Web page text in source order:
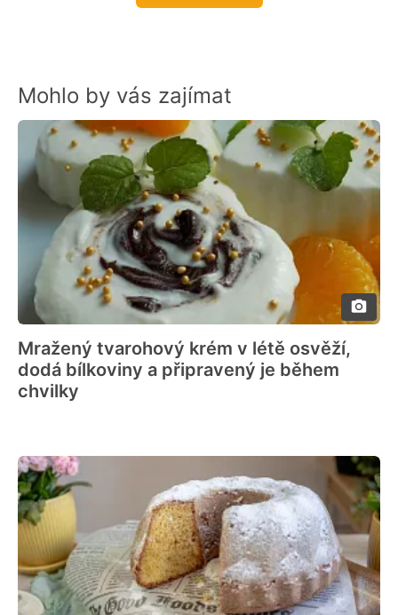
Mohlo by vás zajímat
Mražený tvarohový krém v létě osvěží,
dodá bílkoviny a připravený je během
chvilky